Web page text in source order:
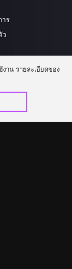
ร
ว
งาน รายละเอียดของ